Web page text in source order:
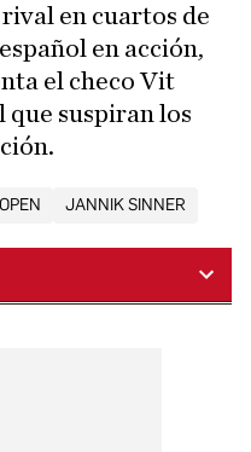
en cuartos de
en acción,
el checo Vit
suspiran los
JANNIK SINNER